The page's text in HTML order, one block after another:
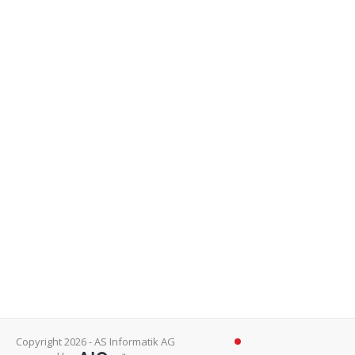
Copyright 2026 - AS Informatik AG